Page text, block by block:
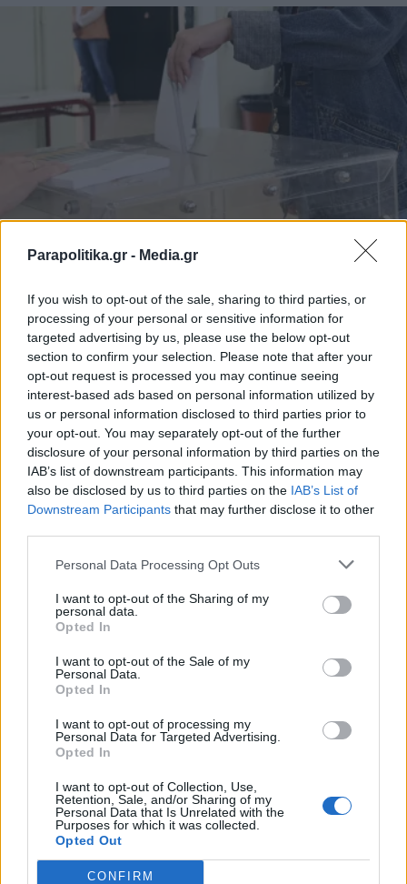
Parapolitika.gr - Media.gr
If you wish to opt-out of the sale, sharing to third parties, or
processing of your personal or sensitive information for
targeted advertising by us, please use the below opt-out
section to confirm your selection. Please note that after your
opt-out request is processed you may continue seeing
interest-based ads based on personal information utilized by
us or personal information disclosed to third parties prior to
your opt-out. You may separately opt-out of the further
disclosure of your personal information by third parties on the
IAB’s list of downstream participants. This information may
also be disclosed by us to third parties on the IAB’s List of
Downstream Participants that may further disclose it to other
Personal Data Processing Opt Outs
I want to opt-out of the Sharing of my
personal data.
Opted In
I want to opt-out of the Sale of my
Personal Data.
Opted In
I want to opt-out of processing my
Personal Data for Targeted Advertising.
Opted In
I want to opt-out of Collection, Use,
Retention, Sale, and/or Sharing of my
Personal Data that Is Unrelated with the
Purposes for which it was collected.
Opted Out
CONFIRM
PARAPOLITIKA NEWSROOM
Εκλογές 2023: Οι περιοχές με τη
μεγαλύτερη και τη μικρότερη συμμετοχή
ΠΟΛΙΤΙΚΗ 25.06.2023 09:53
PARAPOLITIKA NEWSROOM
Εκλογές 2023: Στις κάλπες προσέρχονται
οι Έλληνες πολίτες - Στις 19:00 το exit poll
Εγγραφή στο newsletter
Αποδέχομαι τους
και την πολιτική απορρήτου
X